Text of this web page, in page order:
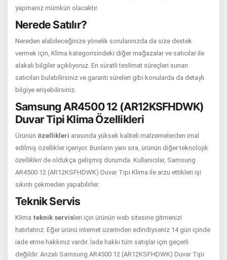
yapmanız mümkün olacaktır.
Nerede Satılır?
Nereden alabileceğinize yönelik sorularınızda da size destek
vermek için, Klima kategorisindeki diğer mağazalar ve satıcılar ile
alakalı bilgiler açıklıyoruz. En süratli teslimat süreçleri sunan
satıcıları bulabilirsiniz ve garanti süreleri gibi konularda da detaylı
bilgiye erişebilirsiniz.
Samsung AR4500 12 (AR12KSFHDWK)
Duvar Tipi Klima Özellikleri
Ürünün özellikleri arasında yüksek kaliteli malzemelerden imal
edilmiş özellikler içeriyor. Bunların yanı sıra, ürünün diğer teknolojik
özellikleri de oldukça gelişmiş durumda. Kullanıcılar, Samsung
AR4500 12 (AR12KSFHDWK) Duvar Tipi Klima ile arzu ettikleri işi
sıkıntı çekmeden yapabilirler.
Teknik Servis
Klima teknik servis leri için ürünün web sitesine gitmenizi
hatırlatırız. Eğer ürünü internet üzerinden edindiyseniz 14 gün içinde
iade etme hakkınız vardır. İade hakkı tüm satışlar için geçerli
değildir. Arızalı Samsung AR4500 12 (AR12KSFHDWK) Duvar Tipi